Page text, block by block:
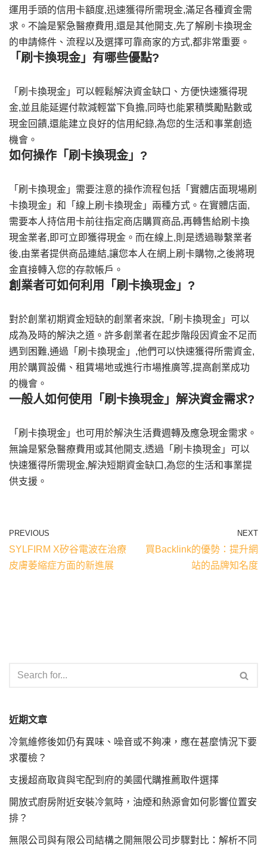
運用手頭的信用卡額度,迅速獲得所需現金,滿足各種資金需
求。不論是緊急醫療費用,還是其他開支,先了解刷卡換現金
的申請條件、流程以及選擇可靠商家的方式,都非常重要。
「刷卡換現金」有哪些優點?
「刷卡換現金」可以輕鬆解決資金缺口、方便快速獲得現
金,並且能延遲付款減輕當下負擔,同時也能累積獎勵點數或
現金回饋,還能建立良好的信用紀錄,為您的生活和事業創造
機會。
如何操作「刷卡換現金」?
「刷卡換現金」需要注意的操作流程包括「實體店面現場刷
卡換現金」和「線上刷卡換現金」兩種方式。在實體店面,
需要本人持信用卡前往指定商店購買商品,再轉售給刷卡換
現金業者,即可立即獲得現金。而在線上,則是透過聯繫業者
後,由業者提供商品連結,讓您本人在網上刷卡購物,之後將現
金直接轉入您的存款帳戶。
創業者可如何利用「刷卡換現金」?
對於創業初期資金短缺的創業者來說,「刷卡換現金」可以
成為及時的解決之道。許多創業者在起步階段因資金不足而
遇到困難,通過「刷卡換現金」,他們可以快速獲得所需資金,
用於購買設備、租賃場地或進行市場推廣等,提高創業成功
的機會。
一般人如何使用「刷卡換現金」解決資金需求?
「刷卡換現金」也可用於解決生活費週轉及應急現金需求。
無論是緊急醫療費用或其他開支,透過「刷卡換現金」可以
快速獲得所需現金,解決短期資金缺口,為您的生活和事業提
供支援。
PREVIOUS
SYLFIRM X矽谷電波在治療
皮膚萎縮症方面的新進展
NEXT
買Backlink的優勢：提升網
站的品牌知名度
近期文章
冷氣維修後如仍有異味、噪音或不夠凍，應在甚麼情況下要
求覆檢？
支援超商取貨與宅配到府的美國代購推薦取件選擇
開放式廚房附近安裝冷氣時，油煙和熱源會如何影響位置安
排？
無限公司與有限公司結構之開無限公司步驟對比：解析不同